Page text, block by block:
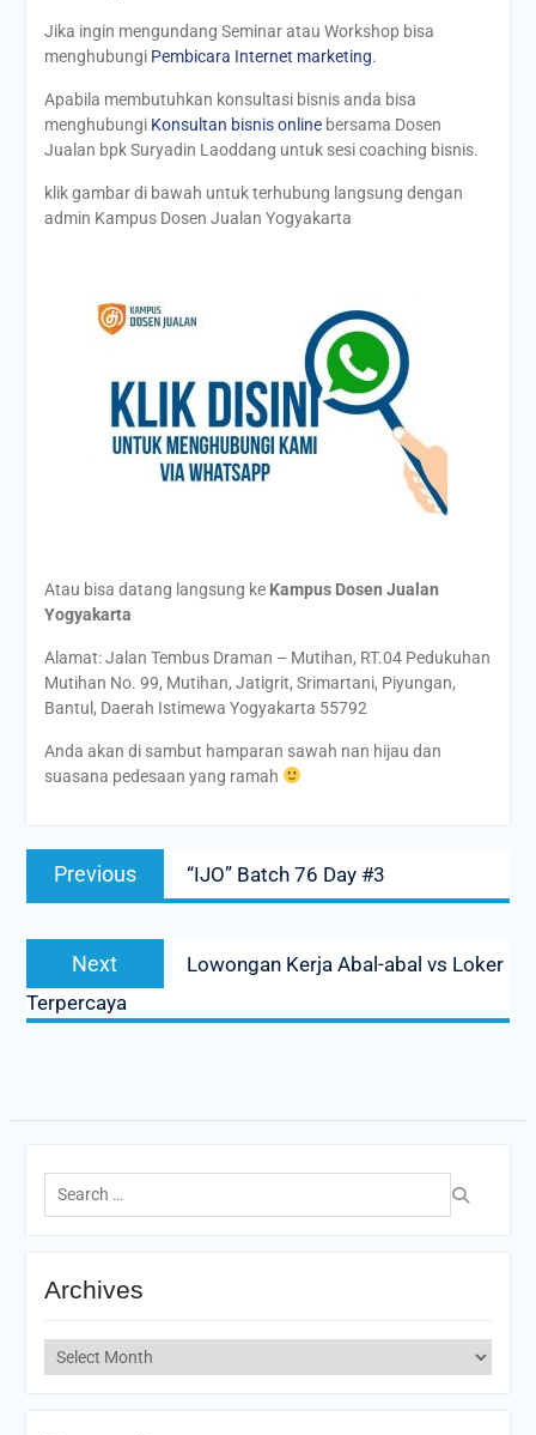
Jika ingin mengundang Seminar atau Workshop bisa
menghubungi Pembicara Internet marketing.
Apabila membutuhkan konsultasi bisnis anda bisa
menghubungi Konsultan bisnis onlinebersama Dosen
Jualan bpk Suryadin Laoddang untuk sesi coaching bisnis.
klik gambar di bawah untuk terhubung langsung dengan
admin Kampus Dosen Jualan Yogyakarta
Atau bisa datang langsung ke Kampus Dosen Jualan
Yogyakarta
Alamat: Jalan Tembus Draman – Mutihan, RT.04 Pedukuhan
Mutihan No. 99, Mutihan, Jatigrit, Srimartani, Piyungan,
Bantul, Daerah Istimewa Yogyakarta 55792
Anda akan di sambut hamparan sawah nan hijau dan
suasana pedesaan yang ramah
Post
navigation
Previous
Previous
post:
“IJO” Batch 76 Day #3
Next
post:
Lowongan Kerja Abal-abal vs Loker
Terpercaya
Search
for:
Archives
Archives